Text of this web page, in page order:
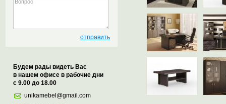
Будем рады видеть Вас
в нашем офисе в рабочие дни
с 9.00 до 18.00
unikamebel@gmail.com